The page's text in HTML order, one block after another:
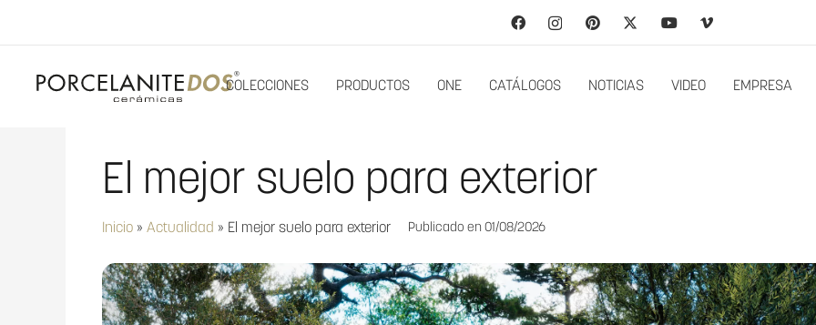
COLECCIONES PRODUCTOS ONE CATÁLOGOS NOTICIAS VIDEO EMPRESA
El mejor suelo para exterior
Inicio » Actualidad » El mejor suelo para exterior Publicado en01/08/2026